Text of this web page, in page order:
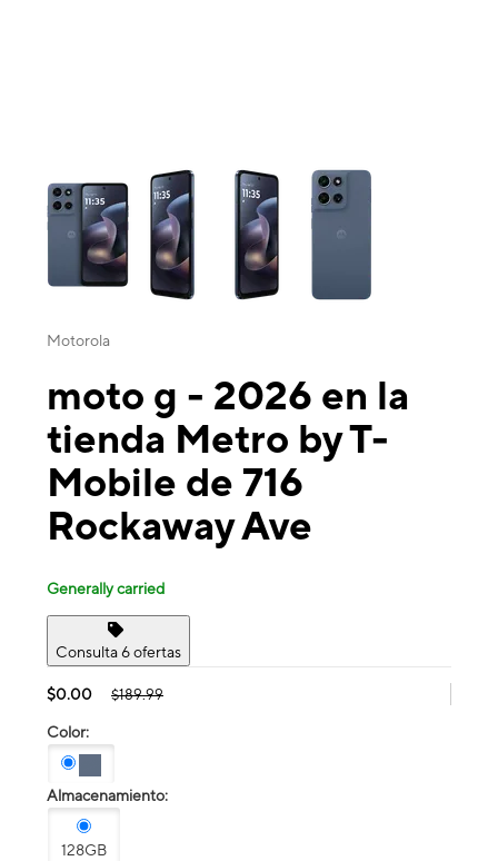
This carousel contains a column of small thumbnails. Selecting a
Motorola
moto g - 2026 en la
tienda Metro by T-
Mobile de 716
Rockaway Ave
Generally carried
Consulta 6 ofertas
$0.00 $189.99
Color:
Almacenamiento:
128GB